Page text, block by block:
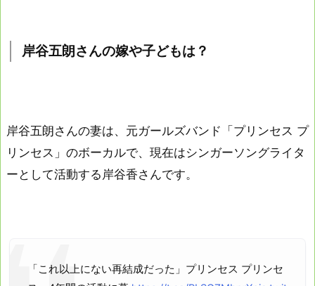
岸谷五朗さんの嫁や子どもは？
岸谷五朗さんの妻は、元ガールズバンド「プリンセス プ
リンセス」のボーカルで、現在はシンガーソングライタ
ーとして活動する岸谷香さんです。
「これ以上にない再結成だった」プリンセス プリンセ